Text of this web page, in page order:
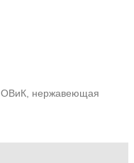
ОВиК, нержавеющая